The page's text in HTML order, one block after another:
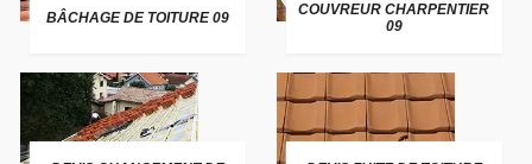
BÂCHAGE DE TOITURE 09
COUVREUR CHARPENTIER
09